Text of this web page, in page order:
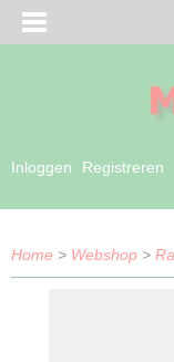
Inloggen Registreren
Home > Webshop >